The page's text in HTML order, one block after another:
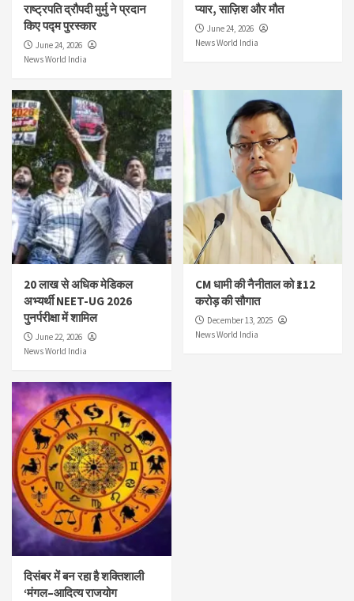
राष्ट्रपति द्रौपदी मुर्मु ने प्रदान
किए पद्म पुरस्कार
June 24, 2026
News World India
प्यार, साज़िश और मौत
June 24, 2026
News World India
20 लाख से अधिक मेडिकल
अभ्यर्थी NEET-UG 2026
पुनर्परीक्षा में शामिल
June 22, 2026
News World India
CM धामी की नैनीताल को ₹112
करोड़ की सौगात
December 13, 2025
News World India
दिसंबर में बन रहा है शक्तिशाली
‘मंगल–आदित्य राजयोग